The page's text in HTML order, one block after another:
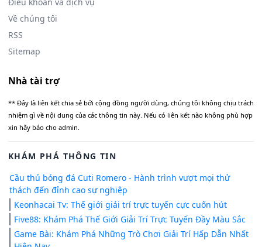
Về chúng tôi
RSS
Sitemap
Nhà tài trợ
** Đây là liên kết chia sẻ bới cộng đồng người dùng, chúng tôi không chịu trách
nhiệm gì về nội dung của các thông tin này. Nếu có liên kết nào không phù hợp
xin hãy báo cho admin.
KHÁM PHÁ THÔNG TIN
Cầu thủ bóng đá Cuti Romero - Hành trình vượt mọi thử
thách đến đỉnh cao sự nghiệp
Keonhacai Tv: Thế giới giải trí trực tuyến cực cuốn hút
Five88: Khám Phá Thế Giới Giải Trí Trực Tuyến Đầy Màu Sắc
Game Bài: Khám Phá Những Trò Chơi Giải Trí Hấp Dẫn Nhất